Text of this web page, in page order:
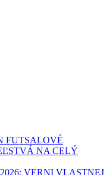
FUTSALOVÉ
NA CELÝ
VERNI VLASTNEJ